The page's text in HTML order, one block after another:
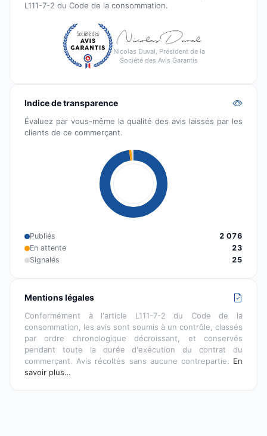
L111-7-2 du Code de la consommation.
Nicolas Duval, Président de la
Société des Avis Garantis
Indice de transparence
Évaluez par vous-même la qualité des avis laissés par les
clients de ce commerçant.
Publiés
2 076
En attente
23
Signalés
25
Mentions légales
Conformément à l'article L111-7-2 du Code de la
consommation, les avis sont soumis à un contrôle, classés
par ordre chronologique décroissant, et conservés
pendant toute la durée d'exécution du contrat du
commerçant. Avis récoltés sans aucune contrepartie. En
savoir plus…